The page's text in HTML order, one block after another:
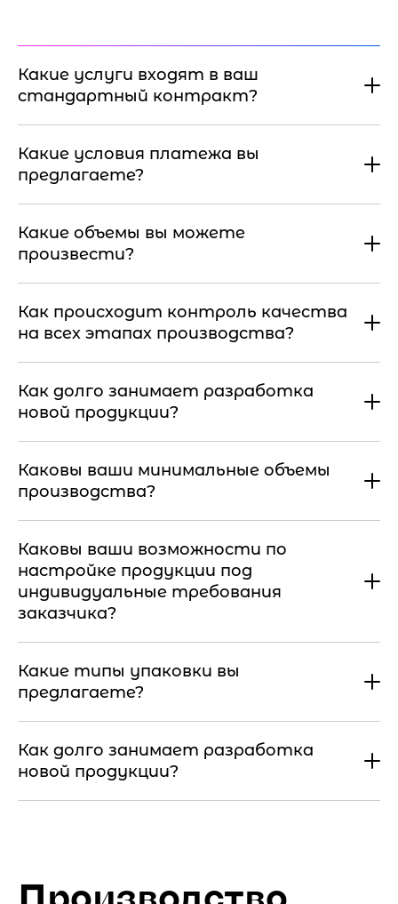
Какие услуги входят в ваш
стандартный контракт?
Какие условия платежа вы
предлагаете?
Какие объемы вы можете
произвести?
Как происходит контроль качества
на всех этапах производства?
Как долго занимает разработка
новой продукции?
Каковы ваши минимальные объемы
производства?
Каковы ваши возможности по
настройке продукции под
индивидуальные требования
заказчика?
Какие типы упаковки вы
предлагаете?
Как долго занимает разработка
новой продукции?
Производство